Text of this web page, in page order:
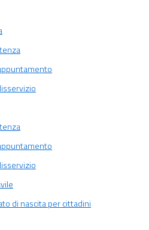
di nascita per cittadini